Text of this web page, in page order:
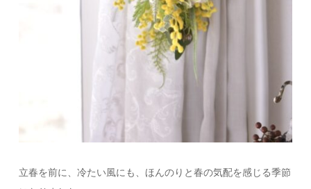
立春を前に、冷たい風にも、ほんのりと春の気配を感じる季節